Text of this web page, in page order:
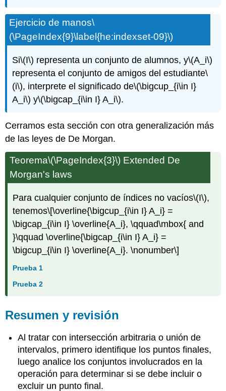
Ejercicio de manos\
(\PageIndex{9}\label{he:indexset-09}\)
Si\(I\) representa un conjunto de alumnos, y\(A_i\)
representa el conjunto de amigos del estudiante\
(i\), interprete el significado de\(\bigcup_{i\in I}
A_i\) y\(\bigcap_{i\in I} A_i\).
Cerramos esta sección con otra generalización más
de las leyes de De Morgan.
Teorema\(\PageIndex{3}\) Extended De
Morgan's laws
Para cualquier conjunto de índices no vacíos\(I\),
tenemos\[\overline{\bigcup_{i\in I} A_i} =
\bigcap_{i\in I} \overline{A_i}, \qquad\mbox{ and
}\qquad \overline{\bigcap_{i\in I} A_i} =
\bigcup_{i\in I} \overline{A_i}. \nonumber\]
Prueba 1
Prueba 2
Resumen y revisión
Al tratar con intersección arbitraria o unión de
intervalos, primero identifique los puntos finales,
luego analice los conjuntos involucrados en la
operación para determinar si se debe incluir o
excluir un punto final.